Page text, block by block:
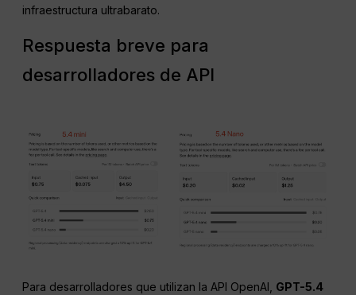
infraestructura ultrabarato.
Respuesta breve para
desarrolladores de API
Para desarrolladores que utilizan la API OpenAI, GPT-5.4